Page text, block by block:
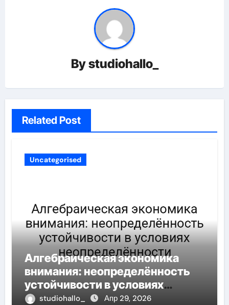
Bystudiohallo_
Related Post
Uncategorised
Алгебраическая экономика
внимания: неопределённость
устойчивости в условиях
неопределённости
studiohallo_ Апр 29, 2026